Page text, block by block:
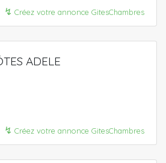
↯ Créez votre annonce GitesChambres
ADELE
↯ Créez votre annonce GitesChambres